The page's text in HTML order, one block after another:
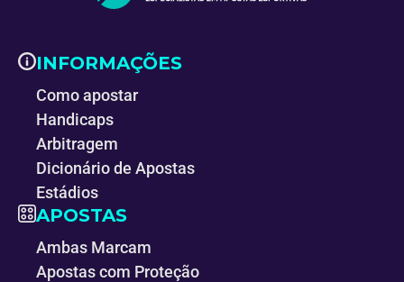
INFORMAÇÕES
Como apostar
Handicaps
Arbitragem
Dicionário de Apostas
Estádios
APOSTAS
Ambas Marcam
Apostas com Proteção